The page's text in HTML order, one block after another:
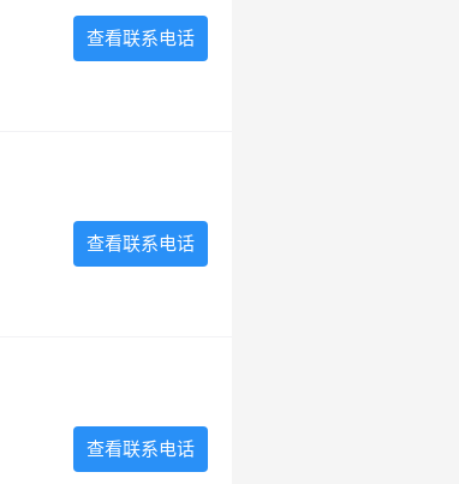
查看联系电话
查看联系电话
查看联系电话